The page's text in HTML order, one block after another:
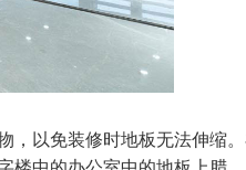
以免装修时地板无法伸缩